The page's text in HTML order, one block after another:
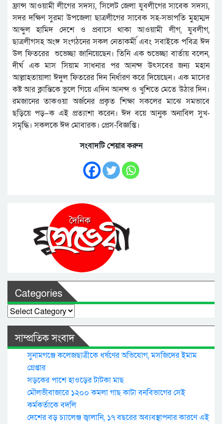
ফ্রান্স আওয়ামী লীগের সদস্য, সিলেট জেলা যুবলীগের সাবেক সদস্য,
সদর দক্ষিণ সুরমা উপজেলা ছাত্রলীগের সাবেক সহ-সভাপতি মুহাম্মদ
আব্দুল হামিদ দেশে ও প্রবাসে থাকা আওয়ামী লীগ, যুবলীগ,
ছাত্রলীগসহ অংঙ্গ সংগঠনের সকল নেতাকর্মী এবং সবাইকে পবিত্র ঈদ
উল ফিতরের শুভেচ্ছা জানিয়েছেন। তিনি এক শুভেচ্ছা বার্তায় বলেন,
দীর্ঘ এক মাস সিয়াম সাধনার পর আনন্দ উৎসবের জন্য মহান
আল্লাহতায়ালা ঈদুল ফিতরের দিন নির্ধারণ করে দিয়েছেন। এক মাসের
কষ্ট আর ক্লান্তিকে ভুলে গিয়ে এদিন আনন্দ ও খুশিতে মেতে উঠার দিন।
রমজানের তাকওয়া অর্জনের প্রকৃত শিক্ষা সকলের মাঝে সমভাবে
ছড়িয়ে পড়–ক এই প্রত্যাশা করেন। ঈদ বয়ে আনুক অনাবিল সুখ-
সমৃদ্ধি। সকলকে ঈদ মোবারক। প্রেস-বিজ্ঞপ্তি।
সংবাদটি শেয়ার করুন
Categories
Categories
সাম্প্রতিক সংবাদ
সুনামগঞ্জে কলেজছাত্রীকে ধর্ষণের অভিযোগ, মসজিদের ইমাম
গ্রেপ্তার
সড়কের পাশে হাওড়ের টাটকা মাছ
মৌলভীবাজারে ১২০০ কমলা গাছ কাটা বনবিভাগের সেই
কর্মকর্তাকে বদলি
দেশের বড় চ্যালেঞ্জ জ্বালানি, ১৭ বছরের অব্যবস্থাপনার কারণে এই